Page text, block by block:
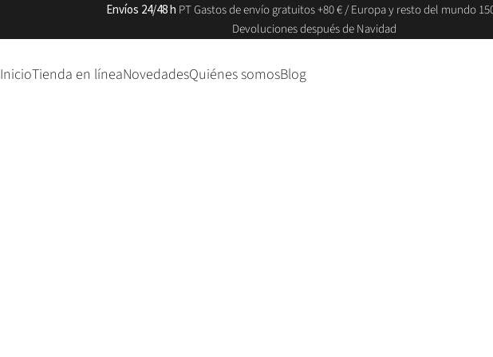
Envíos 24/48 h PT Gastos de envío gratuitos +80 € / Europa y resto del mundo
Devoluciones después de Navidad
InicioTienda en líneaNovedadesQuiénes somosBlog